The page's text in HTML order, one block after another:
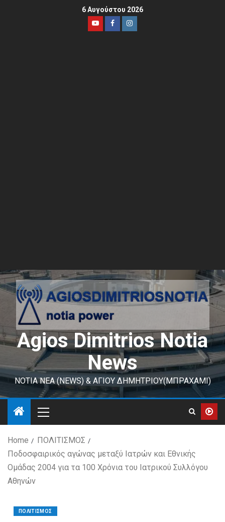
6 Αυγούστου 2026
Agios Dimitrios Notia
News
ΝΟΤΙΑ ΝΕΑ (NEWS) & ΑΓΙΟΥ ΔΗΜΗΤΡΙΟΥ(ΜΠΡΑΧΑΜΙ)
Home
ΠΟΛΙΤΙΣΜΟΣ
Ποδοσφαιρικός αγώνας μεταξύ Ιατρών και Εθνικής
Ομάδας 2004 για τα 100 Χρόνια του Ιατρικού Συλλόγου
Αθηνών
ΠΟΛΙΤΙΣΜΟΣ